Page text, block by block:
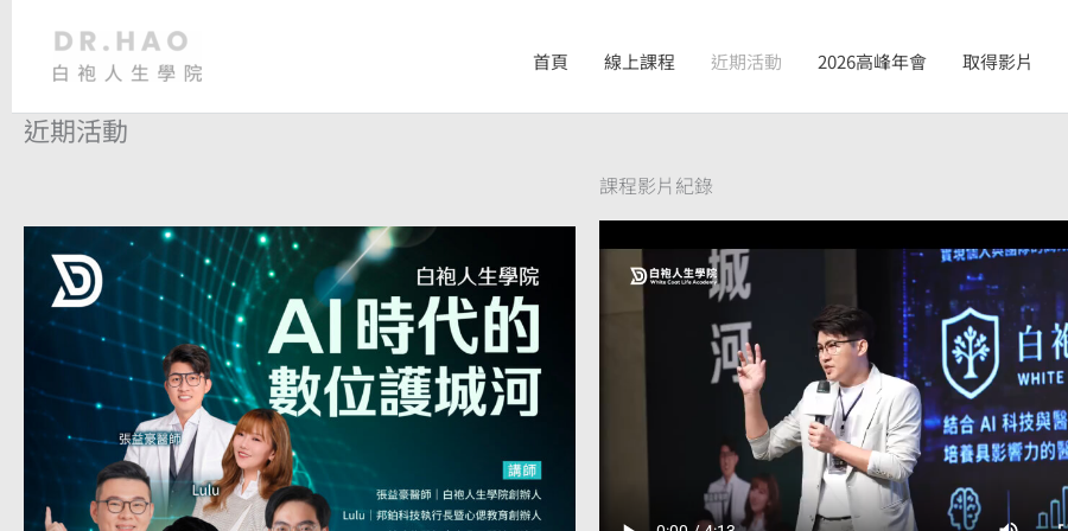
要
首頁 線上課程 近期活動 2026高峰年會 取得影片
近期活動
課程影片紀錄